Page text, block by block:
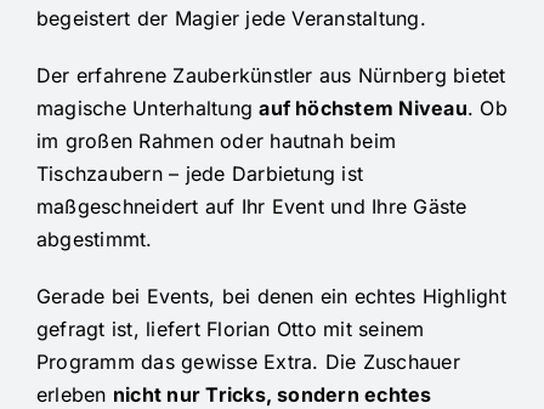
begeistert der Magier jede Veranstaltung.
Der erfahrene Zauberkünstler aus Nürnberg bietet
magische Unterhaltungauf höchstem Niveau. Ob
im großen Rahmen oder hautnah beim
Tischzaubern – jede Darbietung ist
maßgeschneidert auf Ihr Event und Ihre Gäste
abgestimmt.
Gerade bei Events, bei denen ein echtes Highlight
gefragt ist, liefert Florian Otto mit seinem
Programm das gewisse Extra. Die Zuschauer
erleben nicht nur Tricks, sondern echtes